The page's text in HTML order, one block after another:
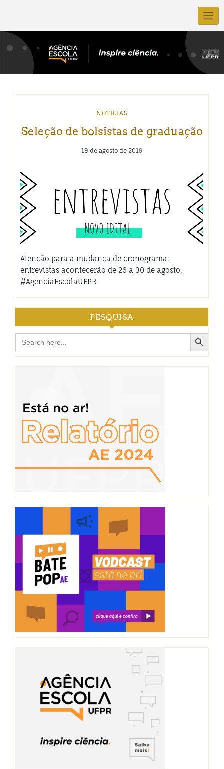
NOTÍCIAS
Seleção de bolsistas de graduação
19 de agosto de 2019
Atenção para a mudança de cronograma:
entrevistas acontecerão de 26 a 30 de agosto.
#AgenciaEscolaUFPR
PESQUISA
Search
for:
Search Button